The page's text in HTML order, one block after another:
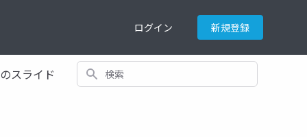
ログイン 新規登録
スライド 検索